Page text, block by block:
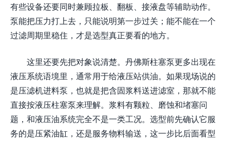
有些设备还要同时兼顾拉板、翻板、接液盘等辅助动作。
泵能把压力打上去，只能说明第一步过关；能不能在一个
过滤周期里稳住，才是选型真正要看的地方。
这里还要先把对象说清楚。丹佛斯柱塞泵更多出现在
液压系统语境里，通常用于给液压站供油。如果现场说的
是压滤机进料泵，也就是把含固浆料送进滤室，那就不能
直接按液压柱塞泵来理解。浆料有颗粒、磨蚀和堵塞问
题，和液压油系统完全不是一类工况。选型前先确认它服
务的是压紧油缸，还是服务物料输送，这一步比后面看型